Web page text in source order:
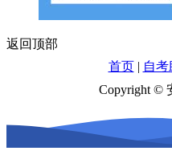
返回顶部
首页 | 自考
Copyright ©